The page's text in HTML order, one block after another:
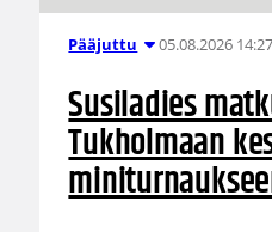
Pääjuttu 05.08.2026 14:27
Susiladies
Tukholmaan